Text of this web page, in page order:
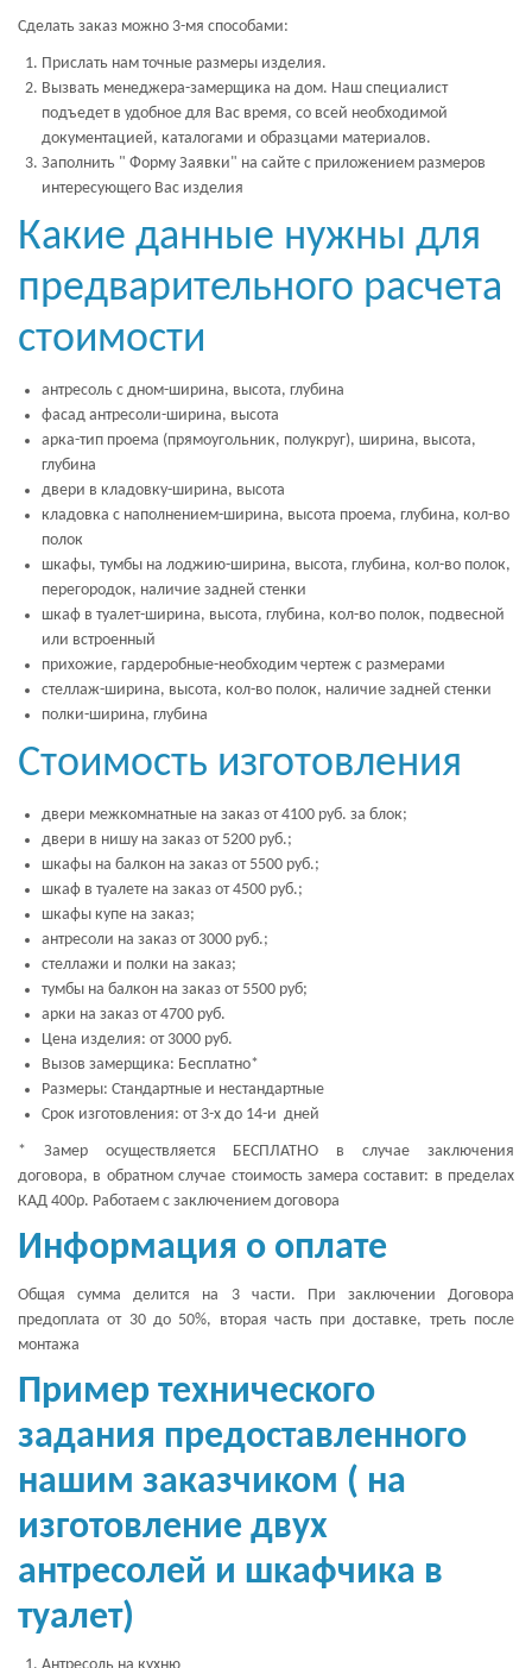
Сделать заказ можно 3-мя способами:
Прислать нам точные размеры изделия.
Вызвать менеджера-замерщика на дом. Наш специалист
подъедет в удобное для Вас время, со всей необходимой
документацией, каталогами и образцами материалов.
Заполнить " Форму Заявки" на сайте с приложением размеров
интересующего Вас изделия
Какие данные нужны для
предварительного расчета
стоимости
антресоль с дном-ширина, высота, глубина
фасад антресоли-ширина, высота
арка-тип проема (прямоугольник, полукруг), ширина, высота,
глубина
двери в кладовку-ширина, высота
кладовка с наполнением-ширина, высота проема, глубина, кол-во
полок
шкафы, тумбы на лоджию-ширина, высота, глубина, кол-во полок,
перегородок, наличие задней стенки
шкаф в туалет-ширина, высота, глубина, кол-во полок, подвесной
или встроенный
прихожие, гардеробные-необходим чертеж с размерами
стеллаж-ширина, высота, кол-во полок, наличие задней стенки
полки-ширина, глубина
Стоимость изготовления
двери межкомнатные на заказ от 4100 руб. за блок;
двери в нишу на заказ от 5200 руб.;
шкафы на балкон на заказ от 5500 руб.;
шкаф в туалете на заказ от 4500 руб.;
шкафы купе на заказ;
антресоли на заказ от 3000 руб.;
стеллажи и полки на заказ;
тумбы на балкон на заказ от 5500 руб;
арки на заказ от 4700 руб.
Цена изделия: от 3000 руб.
Вызов замерщика: Бесплатно*
Размеры: Стандартные и нестандартные
Срок изготовления: от 3-х до 14-и дней
* Замер осуществляется БЕСПЛАТНО в случае заключения
договора, в обратном случае стоимость замера составит: в пределах
КАД 400р. Работаем с заключением договора
Информация о оплате
Общая сумма делится на 3 части. При заключении Договора
предоплата от 30 до 50%, вторая часть при доставке, треть после
монтажа
Пример технического
задания предоставленного
нашим заказчиком ( на
изготовление двух
антресолей и шкафчика в
туалет)